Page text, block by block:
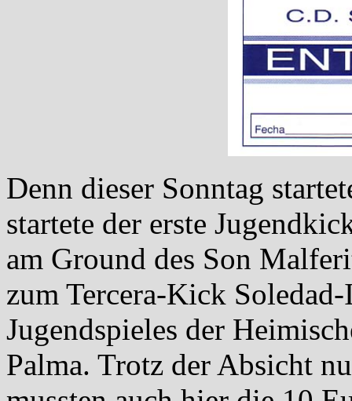
Denn dieser Sonntag
startete der erste
am Ground des Son
zum Tercera-Kick Soledad-
Jugendspieles der
Palma. Trotz der Absicht